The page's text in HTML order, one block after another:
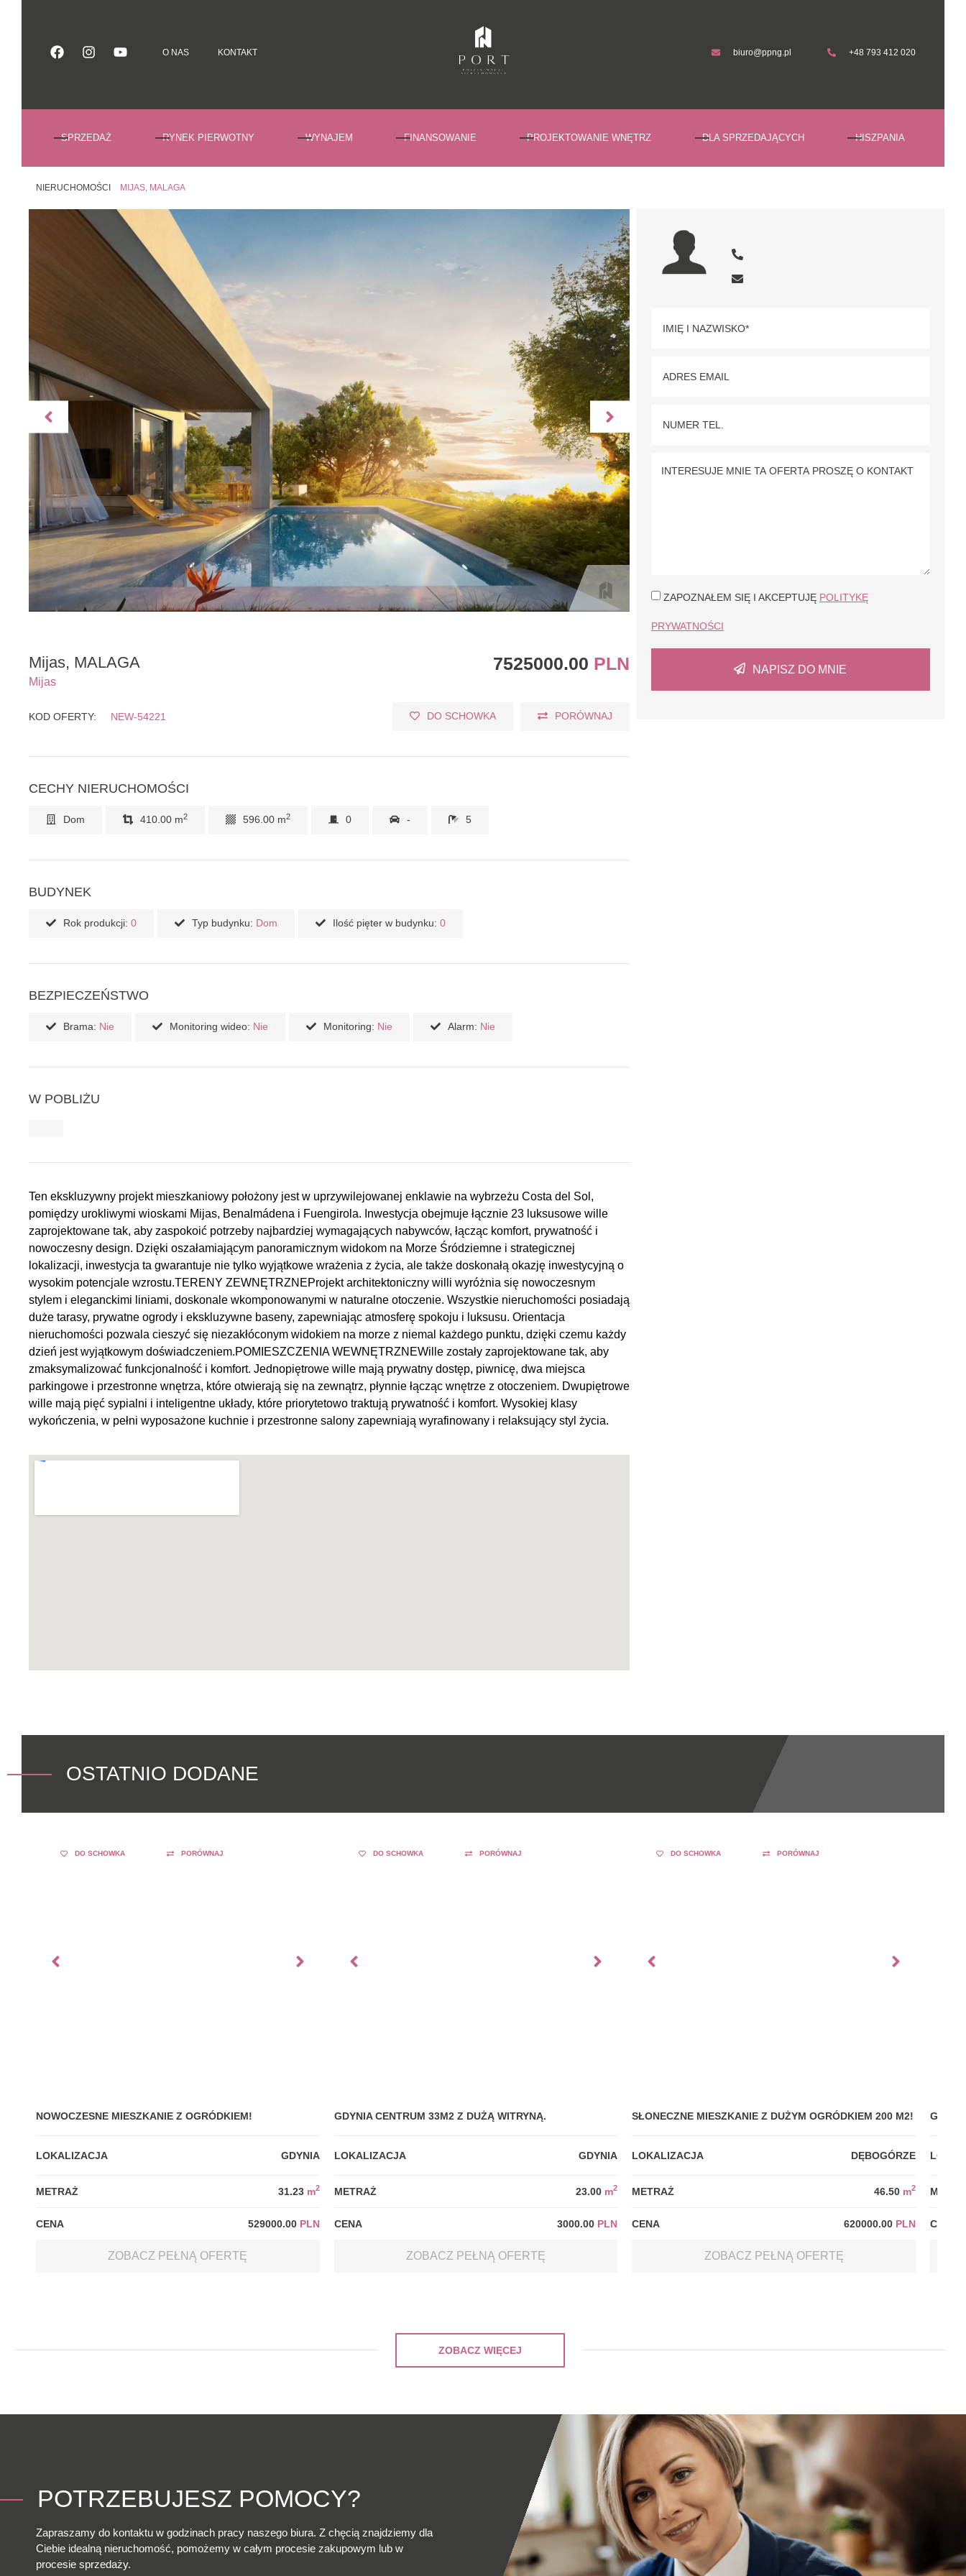
O NAS
KONTAKT biuro@ppng.pl +48 793 412 020
SPRZEDAŻ RYNEK PIERWOTNY WYNAJEM FINANSOWANIE PROJEKTOWANIE WNĘTRZ DLA SPRZEDAJĄCYCH HISZPANIA
NIERUCHOMOŚCI MIJAS, MALAGA
ZAPOZNAŁEM SIĘ I AKCEPTUJĘ POLITYKĘ
PRYWATNOŚCI
NAPISZ DO MNIE
Mijas, MALAGA 7525000.00 PLN
Mijas
KOD OFERTY: NEW-54221 DO SCHOWKA PORÓWNAJ
CECHY NIERUCHOMOŚCI
Dom 410.00 m2 596.00 m2 0 - 5
BUDYNEK
Rok produkcji: 0 Typ budynku: Dom Ilość pięter w budynku: 0
BEZPIECZEŃSTWO
Brama: Nie Monitoring wideo: Nie Monitoring: Nie Alarm: Nie
W POBLIŻU
Ten ekskluzywny projekt mieszkaniowy położony jest w uprzywilejowanej enklawie na wybrzeżu Costa del Sol,
pomiędzy urokliwymi wioskami Mijas, Benalmádena i Fuengirola. Inwestycja obejmuje łącznie 23 luksusowe wille
zaprojektowane tak, aby zaspokoić potrzeby najbardziej wymagających nabywców, łącząc komfort, prywatność i
nowoczesny design. Dzięki oszałamiającym panoramicznym widokom na Morze Śródziemne i strategicznej
lokalizacji, inwestycja ta gwarantuje nie tylko wyjątkowe wrażenia z życia, ale także doskonałą okazję inwestycyjną o
wysokim potencjale wzrostu.TERENY ZEWNĘTRZNEProjekt architektoniczny willi wyróżnia się nowoczesnym
stylem i eleganckimi liniami, doskonale wkomponowanymi w naturalne otoczenie. Wszystkie nieruchomości posiadają
duże tarasy, prywatne ogrody i ekskluzywne baseny, zapewniając atmosferę spokoju i luksusu. Orientacja
nieruchomości pozwala cieszyć się niezakłóconym widokiem na morze z niemal każdego punktu, dzięki czemu każdy
dzień jest wyjątkowym doświadczeniem.POMIESZCZENIA WEWNĘTRZNEWille zostały zaprojektowane tak, aby
zmaksymalizować funkcjonalność i komfort. Jednopiętrowe wille mają prywatny dostęp, piwnicę, dwa miejsca
parkingowe i przestronne wnętrza, które otwierają się na zewnątrz, płynnie łącząc wnętrze z otoczeniem. Dwupiętrowe
wille mają pięć sypialni i inteligentne układy, które priorytetowo traktują prywatność i komfort. Wysokiej klasy
wykończenia, w pełni wyposażone kuchnie i przestronne salony zapewniają wyrafinowany i relaksujący styl życia.
OSTATNIO DODANE
DO SCHOWKA PORÓWNAJ
NOWOCZESNE MIESZKANIE Z OGRÓDKIEM!
LOKALIZACJA GDYNIA
METRAŻ 31.23 m2
CENA 529000.00 PLN
ZOBACZ PEŁNĄ OFERTĘ
DO SCHOWKA PORÓWNAJ
GDYNIA CENTRUM 33M2 Z DUŻĄ WITRYNĄ.
LOKALIZACJA GDYNIA
METRAŻ 23.00 m2
CENA 3000.00 PLN
ZOBACZ PEŁNĄ OFERTĘ
DO SCHOWKA PORÓWNAJ
SŁONECZNE MIESZKANIE Z DUŻYM OGRÓDKIEM 200 M2!
LOKALIZACJA DĘBOGÓRZE
METRAŻ 46.50 m2
CENA 620000.00 PLN
ZOBACZ PEŁNĄ OFERTĘ
CENA
ZOBACZ WIĘCEJ
POTRZEBUJESZ POMOCY?
Zapraszamy do kontaktu w godzinach pracy naszego biura. Z chęcią znajdziemy dla
Ciebie idealną nieruchomość, pomożemy w całym procesie zakupowym lub w
procesie sprzedaży.